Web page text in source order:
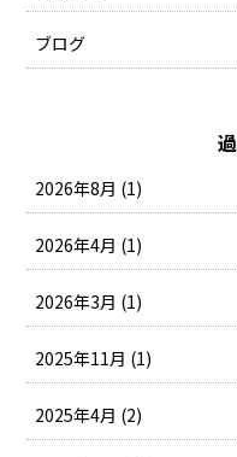
ブログ
2026年8月 (1)
2026年4月 (1)
2026年3月 (1)
2025年11月 (1)
2025年4月 (2)